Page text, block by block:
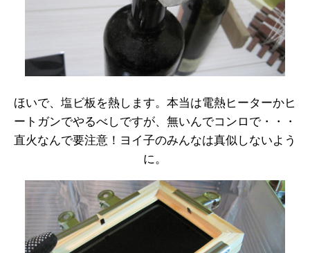
ほいで、塩ビ板を熱します。本当は電熱ヒーターかヒ
ートガンでやるべしですが、無いんでコンロで・・・
直火なんで要注意！ヨイ子のみんなは真似しないよう
に。